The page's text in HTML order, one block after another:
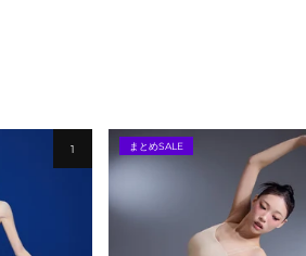
1 まとめSALE